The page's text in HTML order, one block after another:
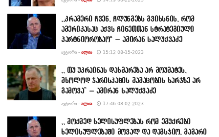
,,კრამერი ჩვენ, ჩლუნგებს გვიხსნის, რომ
ამერიკასაც აქვს ჩინეთთან სტრატეგიული
პარტნიორობაო“ – ამირან სალუქვაძე
ᲐᲕᲢᲝᲠᲘ - ᲐᲚᲘᲐ 15:12 08-15-2023
,, თუ უკრაინას დახმარება არ მოუმატეს,
მხოლოდ ჯარისკაცის მამაცობის ხარჯზე არ
გამოვა” – ამირან სალუქვაძე
ᲐᲕᲢᲝᲠᲘ - ᲐᲚᲘᲐ 17:46 08-02-2023
,, მოქმედ ხელისუფლებას რომ ემუქრები
ხელისუფლებაში მოვალ და დაგსჯიო, მაგარი